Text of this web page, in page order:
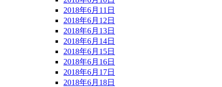
2018年6月11日
2018年6月12日
2018年6月13日
2018年6月14日
2018年6月15日
2018年6月16日
2018年6月17日
2018年6月18日